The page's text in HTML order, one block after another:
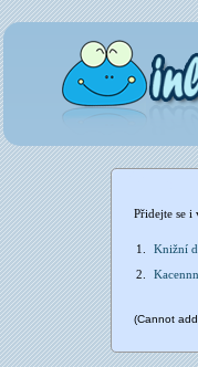
Přidejte se i
1. Knižní
2.
(Cannot